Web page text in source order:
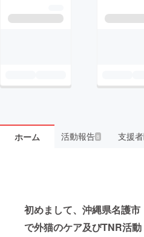
ホーム 活動報告8 支援者
初めまして、沖縄県名護市
で外猫のケア及びTNR活動